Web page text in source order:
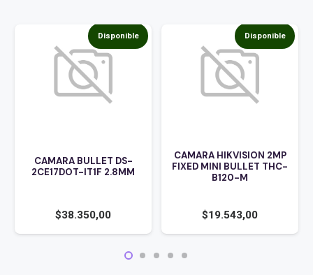
Disponible
CAMARA BULLET DS-
2CE17DOT-IT1F 2.8MM
$38.350,00
Disponible
CAMARA HIKVISION 2MP
FIXED MINI BULLET THC-
B120-M
$19.543,00